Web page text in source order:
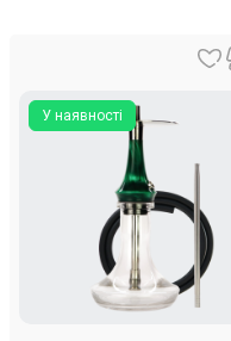
У наявності